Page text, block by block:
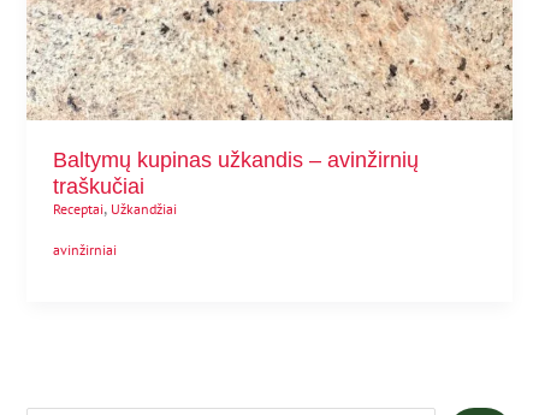
Baltymų kupinas užkandis – avinžirnių
traškučiai
Receptai, Užkandžiai
avinžirniai